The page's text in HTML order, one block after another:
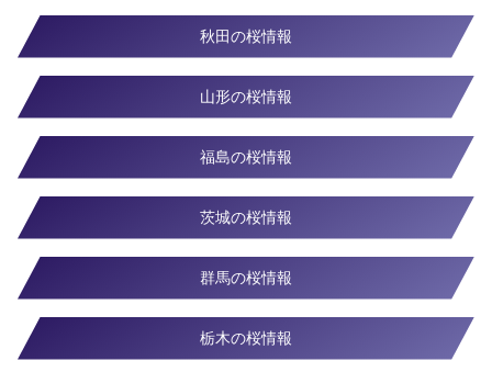
秋田の桜情報
山形の桜情報
福島の桜情報
茨城の桜情報
群馬の桜情報
栃木の桜情報